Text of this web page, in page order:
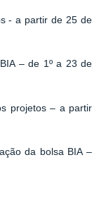
- a partir de 25 de
– de 1º a 23 de
projetos – a partir
da bolsa BIA –